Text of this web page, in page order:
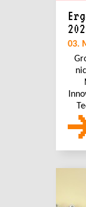
03.